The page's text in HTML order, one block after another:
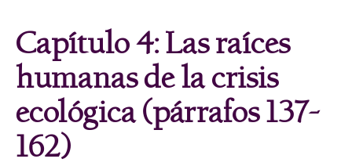
Capítulo 4: Las raíces
humanas de la crisis
ecológica (párrafos 137-
162)